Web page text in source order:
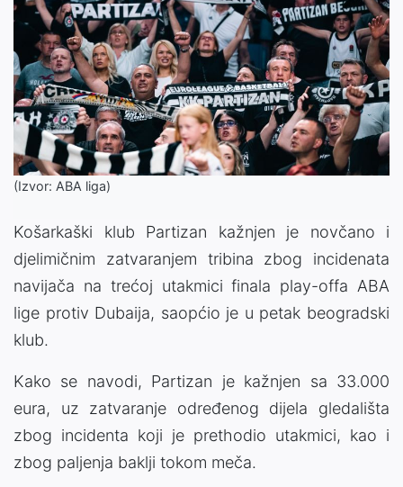
(Izvor: ABA liga)
Košarkaški klub Partizan kažnjen je novčano i
djelimičnim zatvaranjem tribina zbog incidenata
navijača na trećoj utakmici finala play-offa ABA
lige protiv Dubaija, saopćio je u petak beogradski
klub.
Kako se navodi, Partizan je kažnjen sa 33.000
eura, uz zatvaranje određenog dijela gledališta
zbog incidenta koji je prethodio utakmici, kao i
zbog paljenja baklji tokom meča.